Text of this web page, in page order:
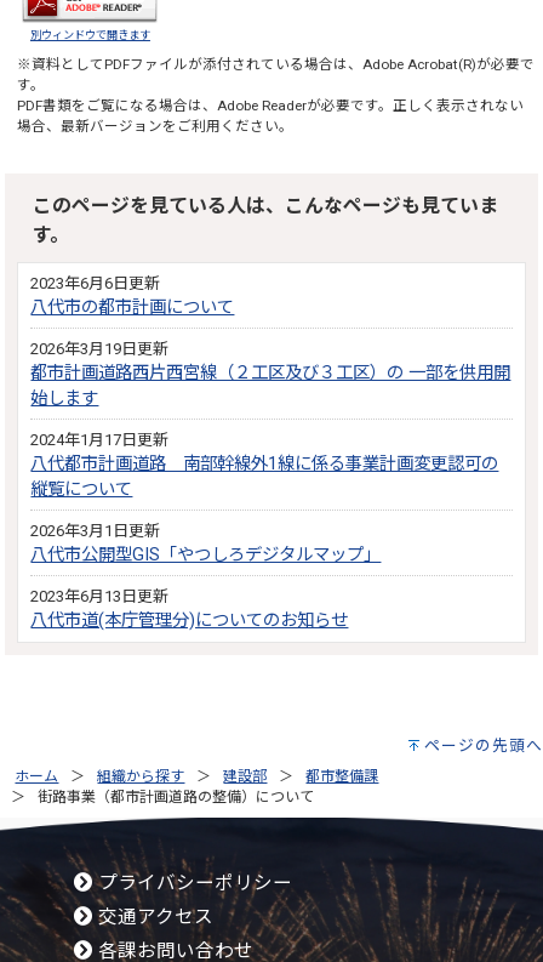
別ウィンドウで開きます
※資料としてPDFファイルが添付されている場合は、 Adobe Acrobat(R)が必要で
す。
PDF書類をご覧になる場合は、 Adobe Readerが必要です。正しく表示されない
場合、最新バージョンをご利用ください。
このページを見ている人は、こんなページも見ていま
す。
2023年6月6日更新
八代市の都市計画について
2026年3月19日更新
都市計画道路西片西宮線（２工区及び３工区）の 一部を供用開
始します
2024年1月17日更新
八代都市計画道路 南部幹線外1線に係る事業計画変更認可の
縦覧について
2026年3月1日更新
八代市公開型GIS「やつしろデジタルマップ」
2023年6月13日更新
八代市道(本庁管理分)についてのお知らせ
ページの先頭へ
ホーム 組織から探す 建設部
都市整備課
街路事業（都市計画道路の整備）について
プライバシーポリシー
交通アクセス
各課お問い合わせ